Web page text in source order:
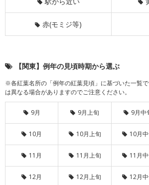
赤(モミジ等)
【関東】例年の見頃時期から選ぶ
※各紅葉名所の「例年の紅葉見頃」に基づいた一覧
は異なる場合がありますのでご注意ください。
9月 9月上旬 9月中
10月 10月上旬 10月
11月 11月上旬 11月
12月 12月上旬 12月